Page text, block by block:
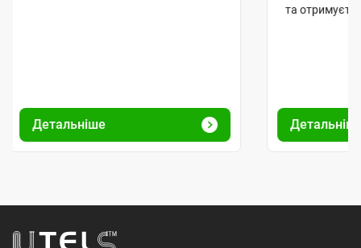
Детальніше
та